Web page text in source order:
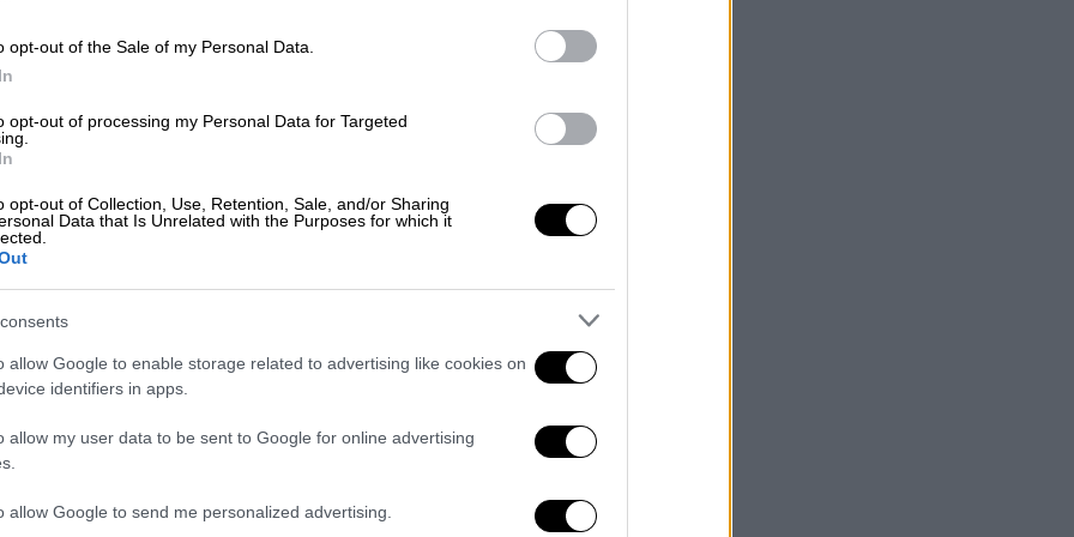
opt-out of the Sale of my Personal Data.
opt-out of processing my Personal Data for Targeted
opt-out of Collection, Use, Retention, Sale, and/or Sharing
Data that Is Unrelated with the Purposes for which it
allow Google to enable storage related to advertising like cookies on
identifiers in apps.
allow my user data to be sent to Google for online advertising
allow Google to send me personalized advertising.
Πολιτική|02.12.2019 13:58
ανήλικο
ακολουθήσει τον νόμο» δήλωσε η
εισαγγελέας της έδρας
Έλενα Ακρίτα σε Μαρέβα: Να